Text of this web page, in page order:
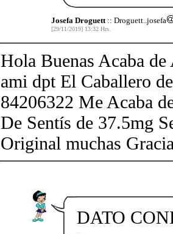
Josefa Droguett:: Droguett..josefa
[29/11/2019] 13:32 Hrs.
Hola Buenas Acaba
ami dpt El Caballero
84206322 Me Acaba
De Sentís de 37.5mg
Original muchas
DATO